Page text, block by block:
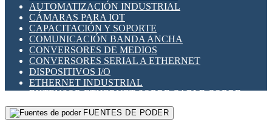
VARIACS
VARIADORES DE FRECUENCIA [VDF]
SECCIONADORES - INTERRUPTORES
MAQUINARIA
INTERRUPTORES REED
INTERFACES DE RELÉ
OTROS RELÉS
PROTECCIÓN TÉRMICA
RELÉS AUTOMOTRICES
RELÉS DE SEÑAL
RELÉS DE ESTADO SÓLIDO SSR
RELÉS INDUSTRIALES
RELÉS MINIATURA DE POTENCIA
SENSORES MAGNÉTICOS
AUTOMATIZACIÓN INDUSTRIAL
CÁMARAS PARA IOT
CAPACITACIÓN Y SOPORTE
COMUNICACIÓN BANDA ANCHA
CONVERSORES DE MEDIOS
CONVERSORES SERIAL A ETHERNET
DISPOSITIVOS I/O
ETHERNET INDUSTRIAL
EXTENSOR ETHERNET SOBRE CABLE COBRE
GATEWAY LORAWAN
GESTIÓN DE REDESFUENTES DE PODER